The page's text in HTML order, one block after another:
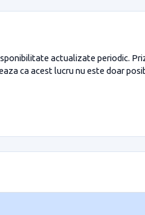
actualizate periodic.
ca acest lucru nu este doar